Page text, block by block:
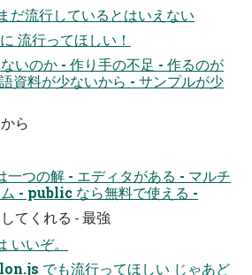
流行しているとはいえない
流行ってほしい！
いのか - 作り手の不足 - 作るのが
資料が少ないから - サンプルが少
ら
つの解 - エディタがある - マルチ
- public なら無料で使える -
てくれる - 最強
いぞ。
でも流行ってほしい じゃあど